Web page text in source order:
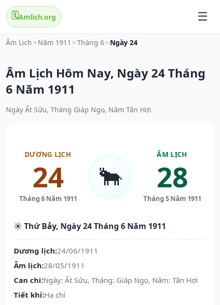
🗓️Amlich.org
Âm Lịch > Năm 1911 >Tháng 6> Ngày 24
Âm Lịch Hôm Nay, Ngày 24 Tháng
6 Năm 1911
Ngày Ất Sửu, Tháng Giáp Ngọ, Năm Tân Hợi
DƯƠNG LỊCH
24
Tháng 6 Năm 1911
🐂
ÂM LỊCH
28
Tháng 5 Năm 1911
☀️ Thứ Bảy, Ngày 24 Tháng 6 Năm 1911
Dương lịch:24/06/1911
Âm lịch:28/05/1911
Can chi:Ngày: Ất Sửu, Tháng: Giáp Ngọ, Năm: Tân Hợi
Tiết khí:Hạ chí